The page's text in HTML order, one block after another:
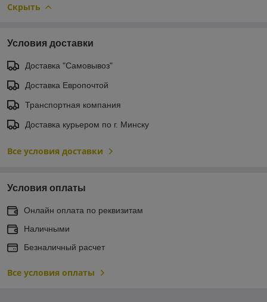
Скрыть
Условия доставки
Доставка "Самовывоз"
Доставка Европочтой
Транспортная компания
Доставка курьером по г. Минску
Все условия доставки
Условия оплаты
Онлайн оплата по реквизитам
Наличными
Безналичный расчет
Все условия оплаты